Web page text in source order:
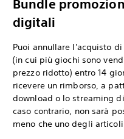
Bundle
digitali
Puoi annullare l'acquisto
(in cui più giochi sono
prezzo ridotto) entro 14
ricevere un rimborso, a
download o lo streaming
caso contrario, non sarà
meno che uno degli